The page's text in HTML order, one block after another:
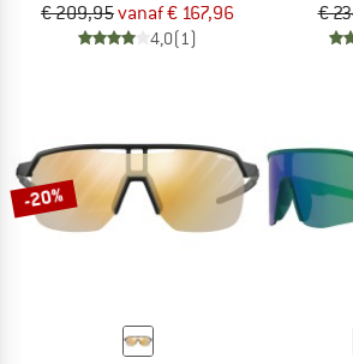
€ 209,95vanaf € 167,96
4,0(1)
€
-20%